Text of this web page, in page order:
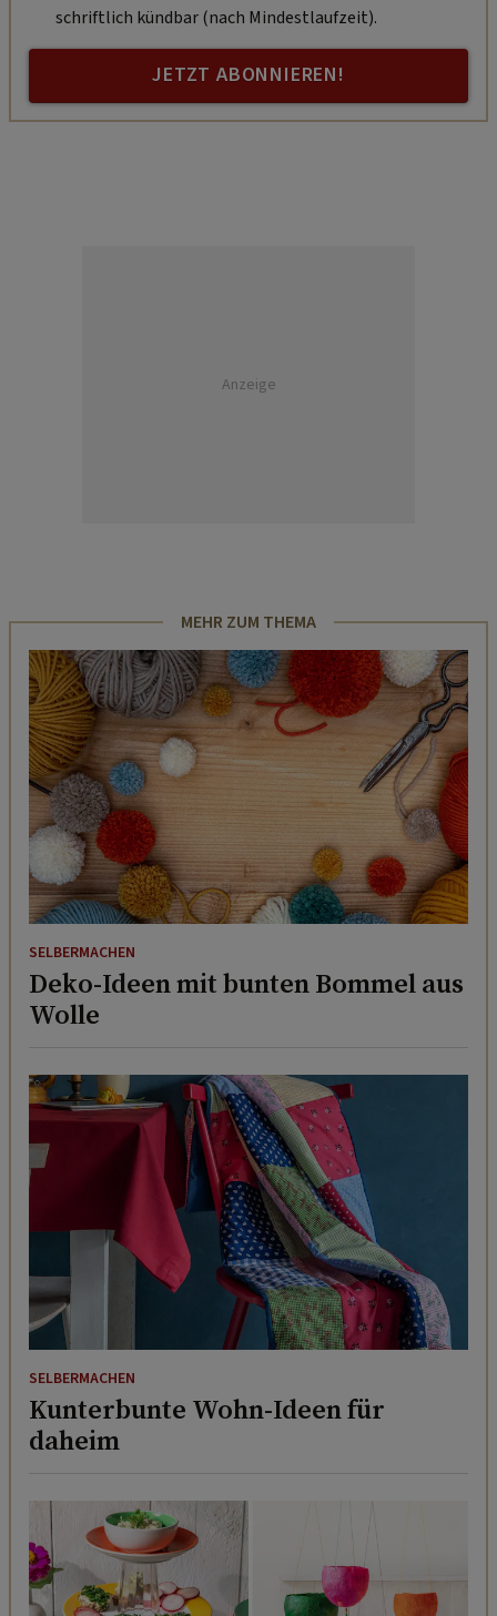
schriftlich kündbar (nach Mindestlaufzeit).
JETZT ABONNIEREN!
Anzeige
MEHR ZUM THEMA
SELBERMACHEN
Deko-Ideen mit bunten Bommel aus
Wolle
SELBERMACHEN
Kunterbunte Wohn-Ideen für
daheim